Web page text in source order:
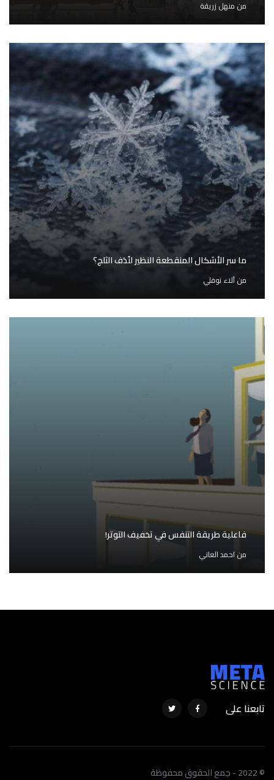
من منهل زريقة
ما سر الأشكال المنقطعة النظير لنُدَف الثلج؟
منآلاء نوفلي
فاعلية طريقة التنفس في تخفيف التوتر!
من احمد العاني
تابعنا على
© 2022 - جمع الحقوق محفوظة